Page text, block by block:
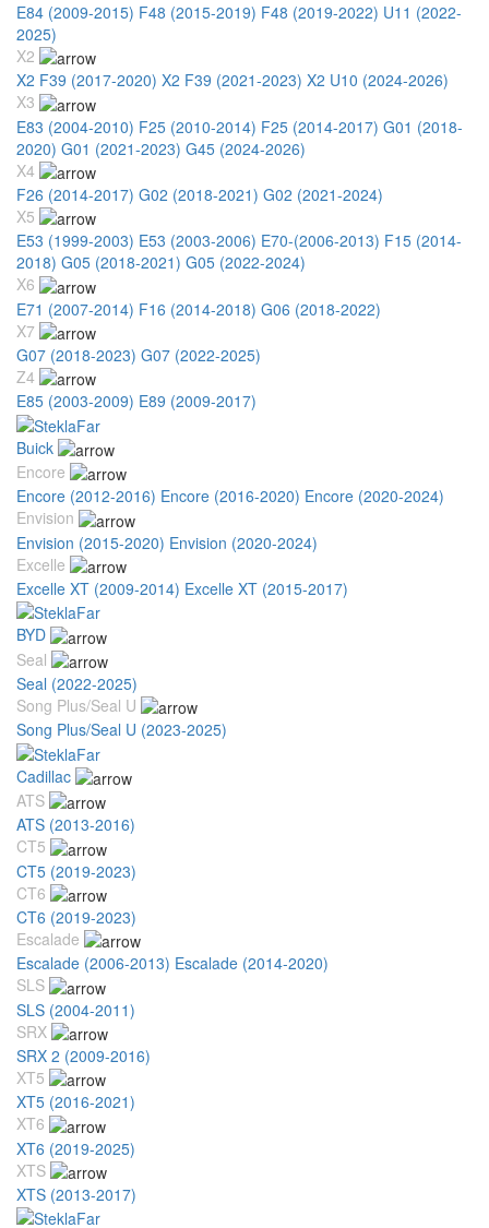
E84 (2009-2015) F48 (2015-2019) F48 (2019-2022) U11 (2022-
2025)
X2
X2 F39 (2017-2020) X2 F39 (2021-2023) X2 U10 (2024-2026)
X3
E83 (2004-2010) F25 (2010-2014) F25 (2014-2017) G01 (2018-
2020) G01 (2021-2023) G45 (2024-2026)
X4
F26 (2014-2017) G02 (2018-2021) G02 (2021-2024)
X5
E53 (1999-2003) E53 (2003-2006) E70-(2006-2013) F15 (2014-
2018) G05 (2018-2021) G05 (2022-2024)
X6
E71 (2007-2014) F16 (2014-2018) G06 (2018-2022)
X7
G07 (2018-2023) G07 (2022-2025)
Z4
E85 (2003-2009) E89 (2009-2017)
Buick
Encore
Encore (2012-2016) Encore (2016-2020) Encore (2020-2024)
Envision
Envision (2015-2020) Envision (2020-2024)
Excelle
Excelle XT (2009-2014) Excelle XT (2015-2017)
BYD
Seal
Seal (2022-2025)
Song Plus/Seal U
Song Plus/Seal U (2023-2025)
Cadillac
ATS
ATS (2013-2016)
CT5
CT5 (2019-2023)
CT6
CT6 (2019-2023)
Escalade
Escalade (2006-2013) Escalade (2014-2020)
SLS
SLS (2004-2011)
SRX
SRX 2 (2009-2016)
XT5
XT5 (2016-2021)
XT6
XT6 (2019-2025)
XTS
XTS (2013-2017)